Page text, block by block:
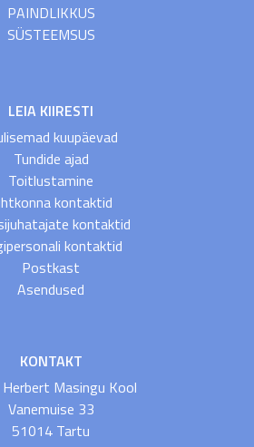
PAINDLIKKUS
SÜSTEEMSUS
LEIA KIIRESTI
kuupäevad
Tundide ajad
Toitlustamine
kontaktid
kontaktid
kontaktid
Postkast
Asendused
KONTAKT
Masingu Kool
Vanemuise 33
51014 Tartu